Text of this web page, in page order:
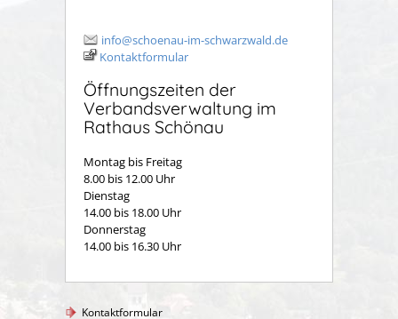
info@schoenau-im-schwarzwald.de
Kontaktformular
Öffnungszeiten der
Verbandsverwaltung im
Rathaus Schönau
Montag bis Freitag
8.00 bis 12.00 Uhr
Dienstag
14.00 bis 18.00 Uhr
Donnerstag
14.00 bis 16.30 Uhr
Kontaktformular